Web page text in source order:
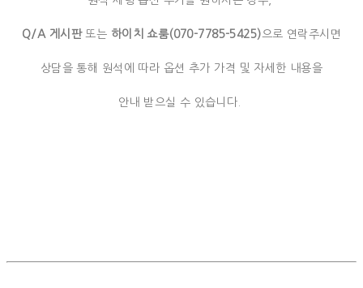
Q/A 게시판또는 하이치 쇼룸(070-7785-5425)으로 연락주시면
상담을 통해 원석에 따라 옵션 추가 가격 및 자세한 내용을
안내 받으실 수 있습니다.